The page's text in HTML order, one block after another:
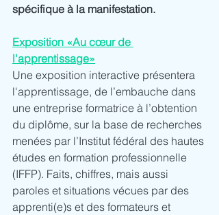
spécifique à la manifestation.
Exposition «Au cœur de
l'apprentissage»
Une exposition interactive présentera
l'apprentissage, de l’embauche dans
une entreprise formatrice à l’obtention
du diplôme, sur la base de recherches
menées par l’Institut fédéral des hautes
études en formation professionnelle
(IFFP). Faits, chiffres, mais aussi
paroles et situations vécues par des
apprenti(e)s et des formateurs et